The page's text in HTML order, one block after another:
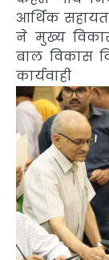
आर्थिक
ने मुख्य विकास
बाल विकास